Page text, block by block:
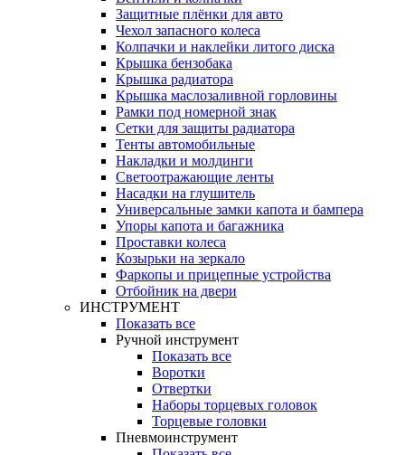
Защитные плёнки для авто
Чехол запасного колеса
Колпачки и наклейки литого диска
Крышка бензобака
Крышка радиатора
Крышка маслозаливной горловины
Рамки под номерной знак
Сетки для защиты радиатора
Тенты автомобильные
Накладки и молдинги
Светоотражающие ленты
Насадки на глушитель
Универсальные замки капота и бампера
Упоры капота и багажника
Проставки колеса
Козырьки на зеркало
Фаркопы и прицепные устройства
Отбойник на двери
ИНСТРУМЕНТ
Показать все
Ручной инструмент
Показать все
Воротки
Отвертки
Наборы торцевых головок
Торцевые головки
Пневмоинструмент